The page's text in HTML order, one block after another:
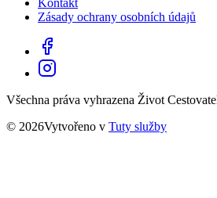
Kontakt
Zásady ochrany osobních údajů
Všechna práva vyhrazena Život
© 2026Vytvořeno v Tuty služby